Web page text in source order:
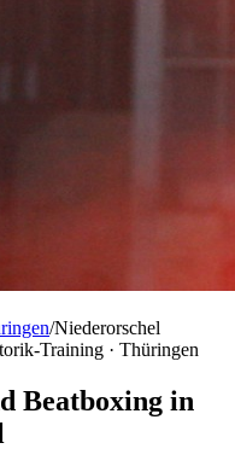
/Niederorschel
Training · Thüringen
Beatboxing in